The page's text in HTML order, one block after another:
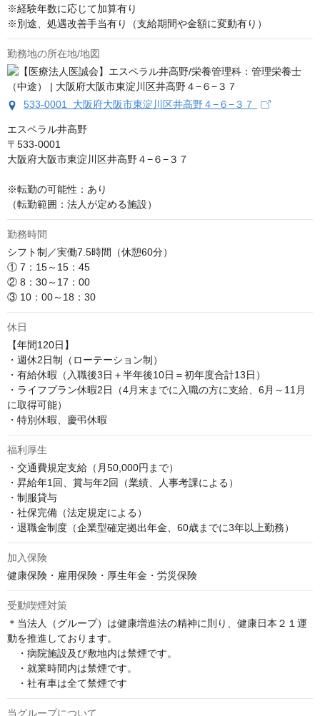
※経験年数に応じて加算有り
※別途、処遇改善手当有り（支給期間や金額に変動有り）
勤務地の所在地/地図
533-0001 大阪府大阪市東淀川区井高野４−６−３７
エスペラル井高野
〒533-0001
大阪府大阪市東淀川区井高野４−６−３７
※転勤の可能性：あり
（転勤範囲：法人が定める施設）
勤務時間
シフト制／実働7.5時間（休憩60分）
① 7：15～15：45
② 8：30～17：00
③ 10：00～18：30
休日
【年間120日】
・週休2日制（ローテーション制）
・有給休暇（入職後3日＋半年後10日＝初年度合計13日）
・ライフプラン休暇2日（4月末までに入職の方に支給、6月～11月
に取得可能）
・特別休暇、慶弔休暇
福利厚生
・交通費規定支給（月50,000円まで）
・昇給年1回、賞与年2回（業績、人事考課による）
・制服貸与
・社保完備（法定規定による）
・退職金制度（企業型確定拠出年金、60歳までに3年以上勤務）
加入保険
健康保険・雇用保険・厚生年金・労災保険
受動喫煙対策
＊当法人（グループ）は健康増進法の精神に則り、健康日本２１運
動を推進しております。
・病院施設及び敷地内は禁煙です。
・就業時間内は禁煙です。
・社有車は全て禁煙です
当グループについて